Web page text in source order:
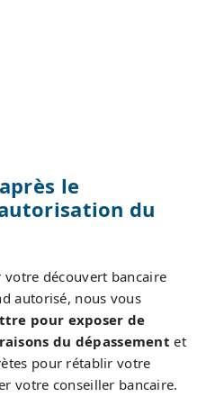
le
du
découvert bancaire
autorisé, nous vous
pour exposer de
du dépassement et
pour rétablir votre
votre conseiller bancaire.